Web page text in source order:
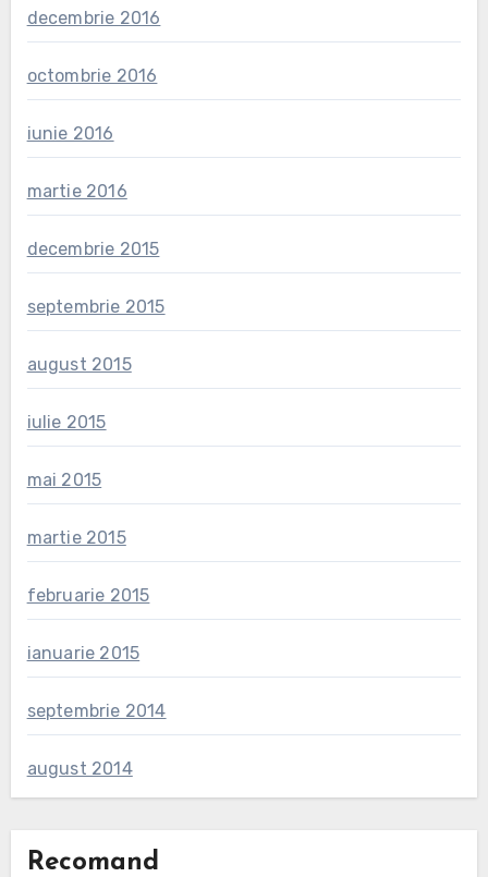
decembrie 2016
octombrie 2016
iunie 2016
martie 2016
decembrie 2015
septembrie 2015
august 2015
iulie 2015
mai 2015
martie 2015
februarie 2015
ianuarie 2015
septembrie 2014
august 2014
Recomand